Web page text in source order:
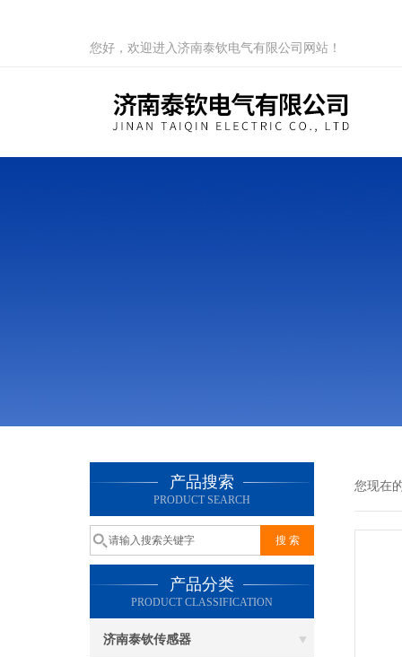
您好，欢迎进入济南泰钦电气有限公司网站！
产品搜索
PRODUCT SEARCH
产品分类
PRODUCT CLASSIFICATION
济南泰钦传感器
您现在